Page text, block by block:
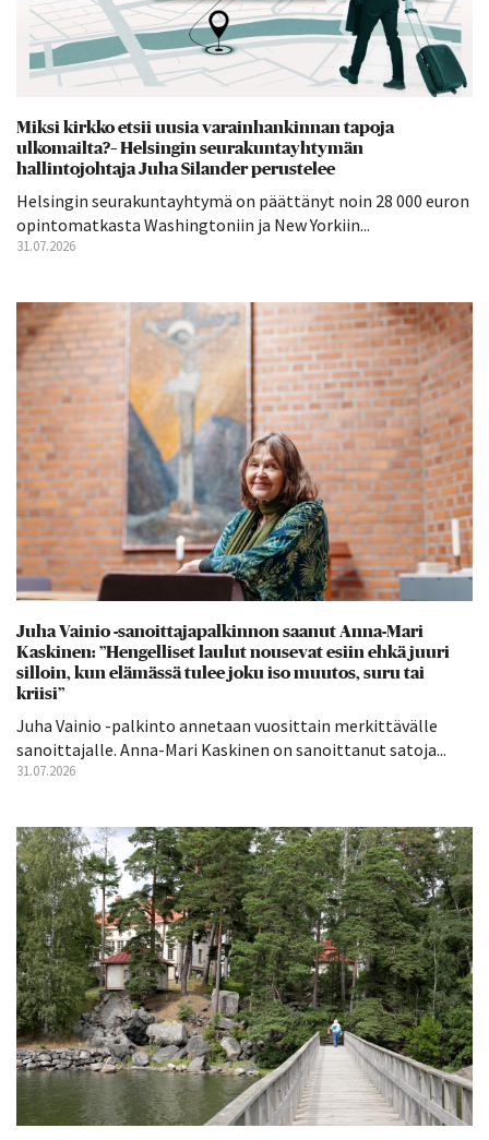
Miksi kirkko etsii uusia varainhankinnan tapoja
ulkomailta?– Helsingin seurakuntayhtymän
hallintojohtaja Juha Silander perustelee
Helsingin seurakuntayhtymä on päättänyt noin 28 000 euron
opintomatkasta Washingtoniin ja New Yorkiin...
31.07.2026
Juha Vainio -sanoittajapalkinnon saanut Anna-Mari
Kaskinen: ”Hengelliset laulut nousevat esiin ehkä juuri
silloin, kun elämässä tulee joku iso muutos, suru tai
kriisi”
Juha Vainio -palkinto annetaan vuosittain merkittävälle
sanoittajalle. Anna-Mari Kaskinen on sanoittanut satoja...
31.07.2026